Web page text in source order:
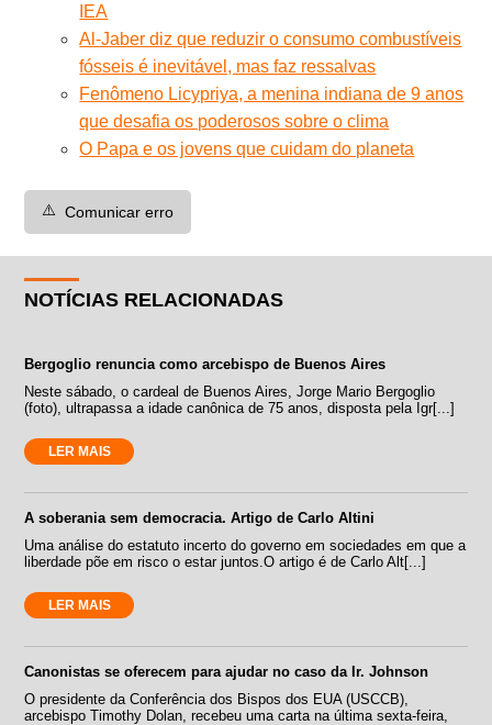
IEA
Al-Jaber diz que reduzir o consumo combustíveis
fósseis é inevitável, mas faz ressalvas
Fenômeno Licypriya, a menina indiana de 9 anos
que desafia os poderosos sobre o clima
O Papa e os jovens que cuidam do planeta
⚠️ Comunicar erro
NOTÍCIAS RELACIONADAS
Bergoglio renuncia como arcebispo de Buenos Aires
Neste sábado, o cardeal de Buenos Aires, Jorge Mario Bergoglio
(foto), ultrapassa a idade canônica de 75 anos, disposta pela Igr[...]
LER MAIS
A soberania sem democracia. Artigo de Carlo Altini
Uma análise do estatuto incerto do governo em sociedades em que a
liberdade põe em risco o estar juntos.O artigo é de Carlo Alt[...]
LER MAIS
Canonistas se oferecem para ajudar no caso da Ir. Johnson
O presidente da Conferência dos Bispos dos EUA (USCCB),
arcebispo Timothy Dolan, recebeu uma carta na última sexta-feira,